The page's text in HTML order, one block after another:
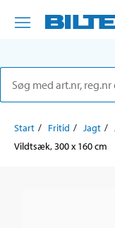
Start Fritid Jagt
Vildtsæk, 300 x 160 cm